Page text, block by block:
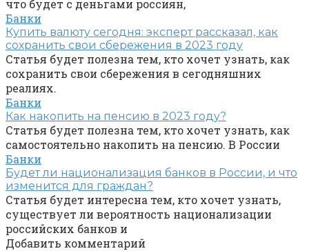
что будет с деньгами россиян,
Банки
Купить валюту сегодня: эксперт рассказал, как
сохранить свои сбережения в 2023 году
Статья будет полезна тем, кто хочет узнать, как
сохранить свои сбережения в сегодняшних
реалиях.
Банки
Как накопить на пенсию в 2023 году?
Статья будет полезна тем, кто хочет узнать, как
самостоятельно накопить на пенсию. В России
Банки
Будет ли национализация банков в России, и что
изменится для граждан?
Статья будет интересна тем, кто хочет узнать,
существует ли вероятность национализации
российских банков и
Добавить комментарий